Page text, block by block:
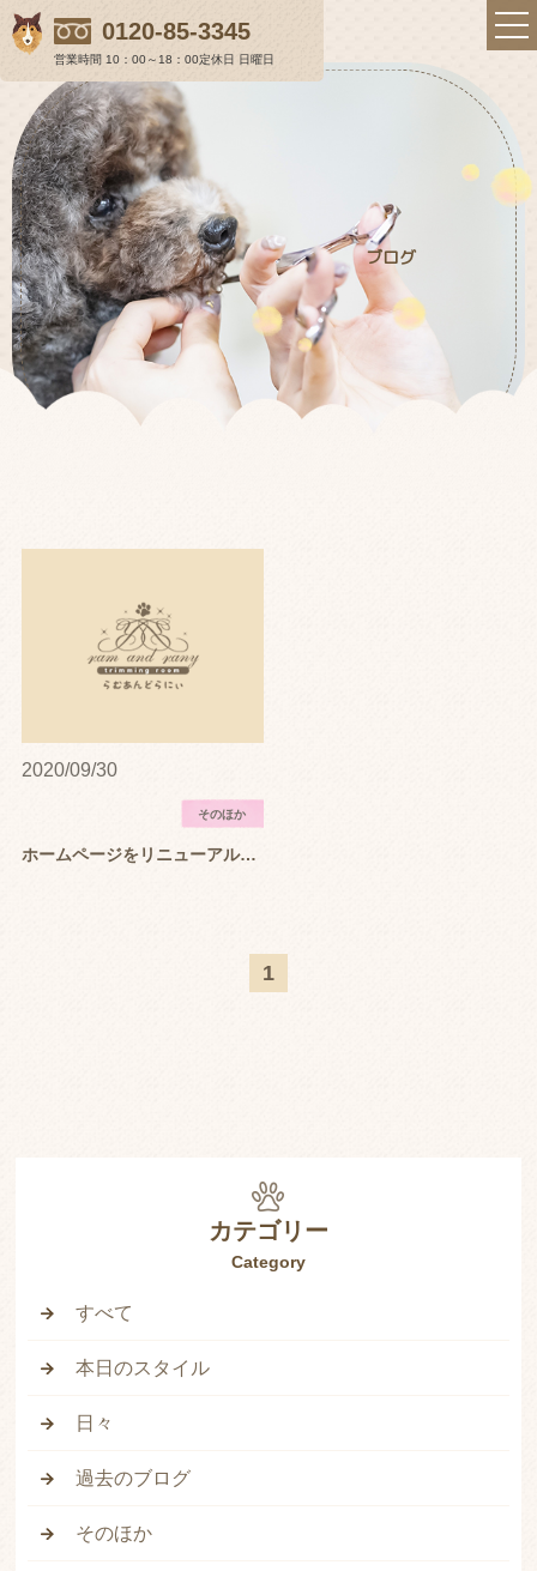
0120-85-3345
営業時間 10：00～18：00定休日 日曜日
ブログ
らむ＆らにぃの想い
店舗のご案内
初めての方へ
料金表
ワンちゃん安心のこだわりシャンプー
犬はトリミングをしないとどうなるの？
子犬のトリミングはいつから？
スタッフ紹介
2020/09/30
そのほか
ホームページをリニューアルいたしました。
1
カテゴリー
Category
すべて
本日のスタイル
日々
過去のブログ
そのほか